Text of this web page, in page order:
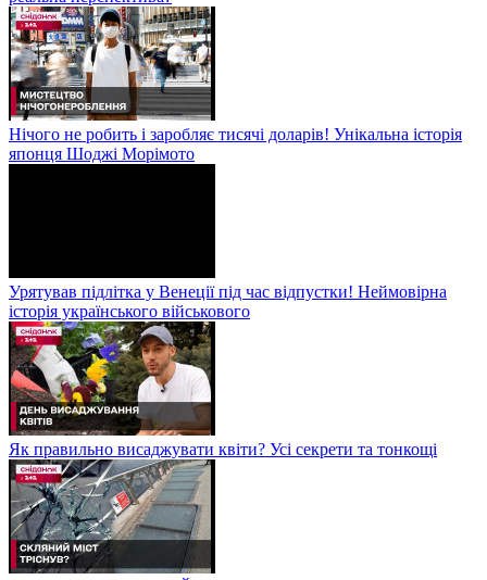
Нічого не робить і заробляє тисячі доларів! Унікальна історія
японця Шоджі Морімото
Урятував підлітка у Венеції під час відпустки! Неймовірна
історія українського військового
Як правильно висаджувати квіти? Усі секрети та тонкощі